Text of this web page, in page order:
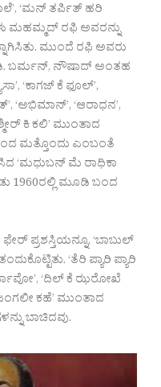
‘ಮನ್ ತರ್ಪಿತ್ ಹರಿ
ಮಹಮ್ಮದ್ ರಫಿ ಅವರನ್ನು
ಮುಂದೆ ರಫಿ ಅವರು
ಬರ್ಮನ್, ನೌಷಾದ್ ಅಂತಹ
‘ಕಾಗಜ್ ಕೆ ಫೂಲ್’,
‘ಅಭಿಮಾನ್’, ‘ಆರಾಧನ’,
ಕಿ ಕಲಿ’ ಮುಂತಾದ
ಮತ್ತೊಂದು ಎಂಬಂತೆ
‘ಮಧುಬನ್ ಮೆ ರಾಧಿಕಾ
1960ರಲ್ಲಿ ಮೂಡಿ ಬಂದ
ಪ್ರಶಸ್ತಿಯನ್ನೂ, ‘ಬಾಬುಲ್
‘ತೆರಿ ಪ್ಯಾರಿ ಪ್ಯಾರಿ
‘ದಿಲ್ ಕೆ ಝರೋಖೆ
ಕಹೆ’ ಮುಂತಾದ
ಬಾಚಿದವು.